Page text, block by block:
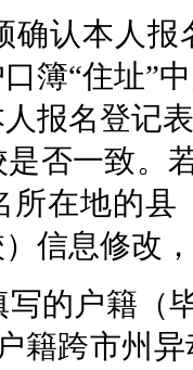
确认本人
簿“住址”
报名登记
否一致。
所在地的
信息修改
写的户籍（
籍跨市州